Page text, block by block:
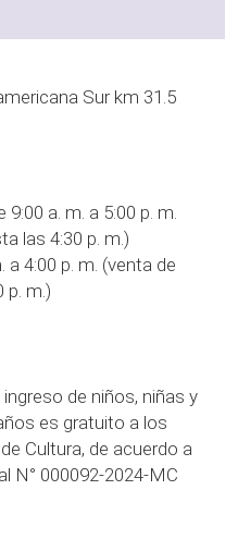
Sur km 31.5
a. m. a 5:00 p. m.
las 4:30 p. m.)
a 4:00 p. m. (venta de
p. m.)
de niños, niñas y
es gratuito a los
Cultura, de acuerdo a
N° 000092-2024-MC